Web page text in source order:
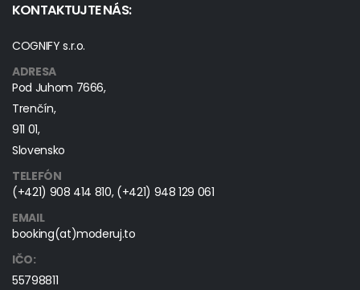
KONTAKTUJTE NÁS:
COGNIFY s.r.o.
ADRESA
Pod Juhom 7666,
Trenčín,
911 01,
Slovensko
TELEFÓN
(+421) 908 414 810, (+421) 948 129 061
EMAIL
booking(at)moderuj.to
IČO:
55798811